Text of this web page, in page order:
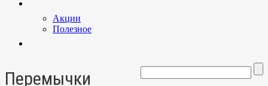
Акции
Полезное
Перемычки